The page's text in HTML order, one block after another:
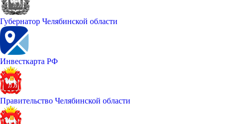
Губернатор Челябинской области
Инвесткарта РФ
Правительство Челябинской области